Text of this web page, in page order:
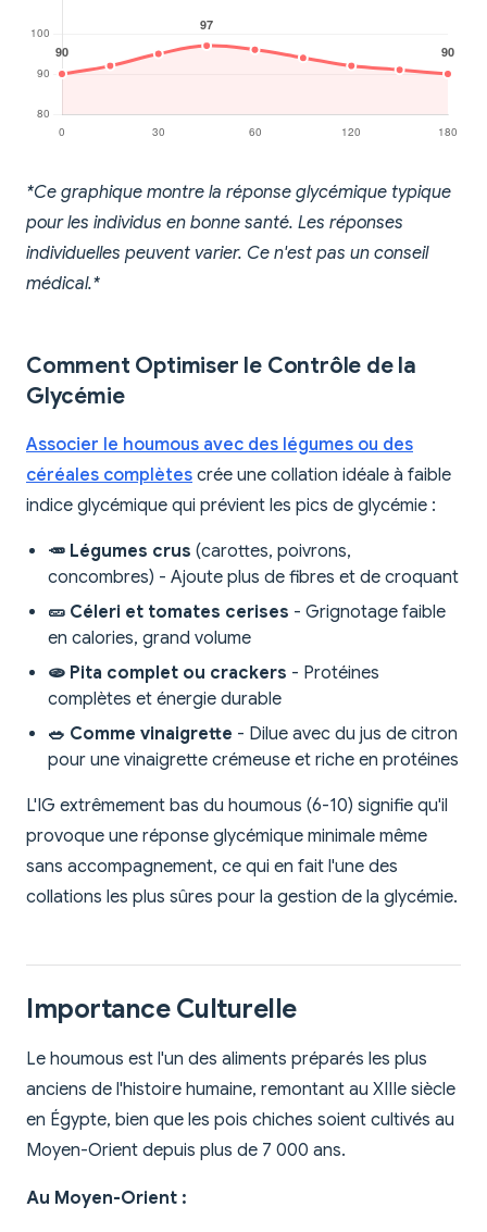
*Ce graphique montre la réponse glycémique typique
pour les individus en bonne santé. Les réponses
individuelles peuvent varier. Ce n'est pas un conseil
médical.*
Comment Optimiser le Contrôle de la
Glycémie
Associer le houmous avec des légumes ou des
céréales complètes crée une collation idéale à faible
indice glycémique qui prévient les pics de glycémie :
🥕 Légumes crus (carottes, poivrons,
concombres) - Ajoute plus de fibres et de croquant
🥒 Céleri et tomates cerises - Grignotage faible
en calories, grand volume
🫓 Pita complet ou crackers - Protéines
complètes et énergie durable
🥗 Comme vinaigrette - Dilue avec du jus de citron
pour une vinaigrette crémeuse et riche en protéines
L'IG extrêmement bas du houmous (6-10) signifie qu'il
provoque une réponse glycémique minimale même
sans accompagnement, ce qui en fait l'une des
collations les plus sûres pour la gestion de la glycémie.
Importance Culturelle
Le houmous est l'un des aliments préparés les plus
anciens de l'histoire humaine, remontant au XIIIe siècle
en Égypte, bien que les pois chiches soient cultivés au
Moyen-Orient depuis plus de 7 000 ans.
Au Moyen-Orient :